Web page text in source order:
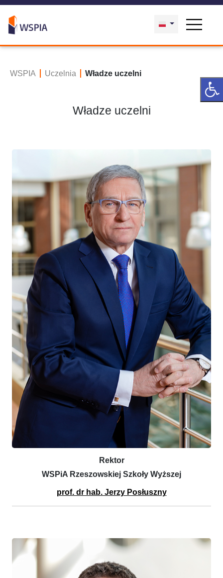
WSPIA Uczelnia Władze uczelni
Władze uczelni
Rektor
WSPiA Rzeszowskiej Szkoły Wyższej
prof. dr hab. Jerzy Posłuszny